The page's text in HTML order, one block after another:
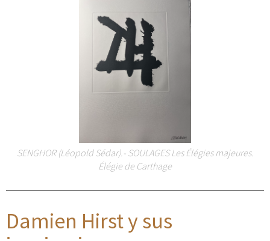
SENGHOR (Léopold Sédar).- SOULAGES Les Élégies majeures.
Élégie de Carthage
Damien Hirst y sus